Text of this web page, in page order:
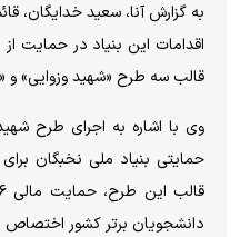
به گزارش آنا، سعید خدایگان،
اقدامات این بنیاد در حمایت
قالب سه طرح «شهید وزوایی» و
وی با اشاره به اجرای طرح
حمایتی بنیاد ملی نخبگان
دانشجویان برتر کشور اختصاص